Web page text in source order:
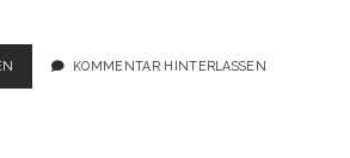
UPDATE:
NEUE
KOMMENTAR HINTERLASSEN